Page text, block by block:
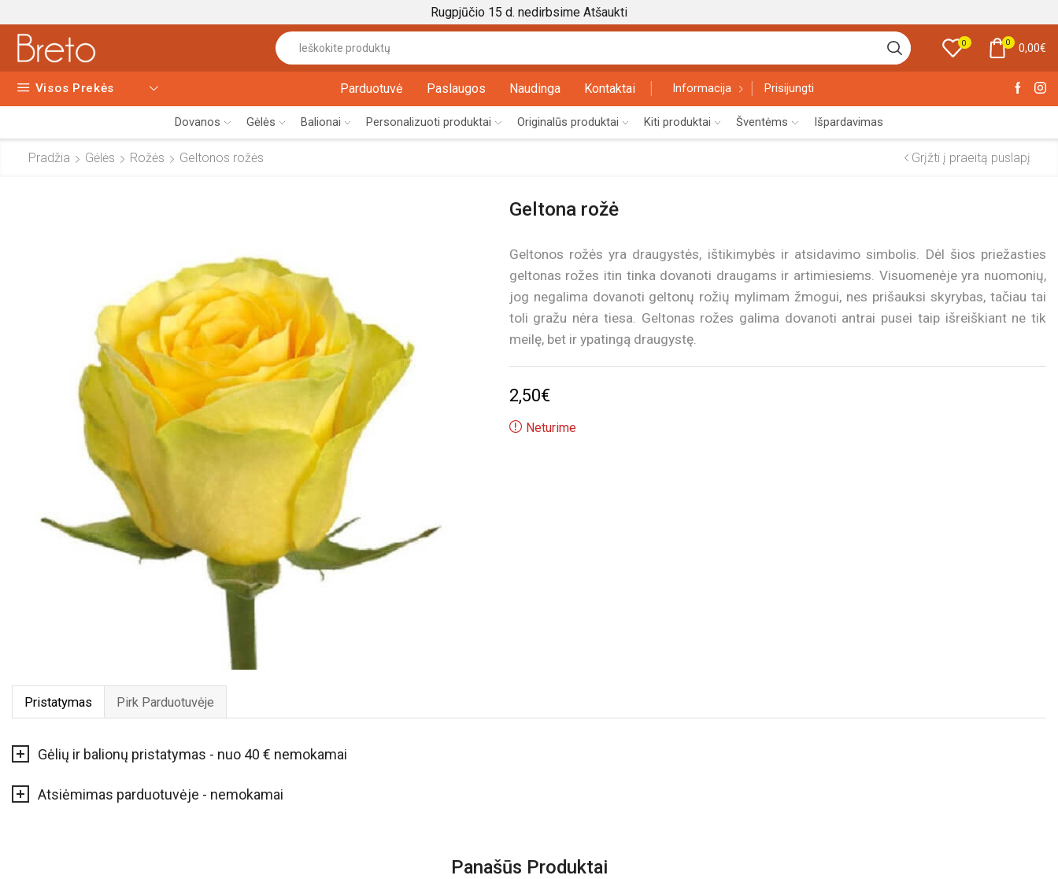
Rugpjūčio 15 d. nedirbsime Atšaukti
input
0 0 0,00€
Visos Prekės Parduotuvė Paslaugos Naudinga Kontaktai Informacija Prisijungti
Dovanos Gėlės Balionai Personalizuoti produktai Originalūs produktai Kiti produktai Šventėms Išpardavimas
Pradžia Gėlės Rožės Geltonos rožės Grįžti į praeitą puslapį
Geltona rožė
Geltonos rožės yra draugystės, ištikimybės ir atsidavimo simbolis. Dėl šios priežasties
geltonas rožes itin tinka dovanoti draugams ir artimiesiems. Visuomenėje yra nuomonių,
jog negalima dovanoti geltonų rožių mylimam žmogui, nes prišauksi skyrybas, tačiau tai
toli gražu nėra tiesa. Geltonas rožes galima dovanoti antrai pusei taip išreiškiant ne tik
meilę, bet ir ypatingą draugystę.
2,50€
Neturime
Pristatymas Pirk Parduotuvėje
Gėlių ir balionų pristatymas - nuo 40 € nemokamai
Atsiėmimas parduotuvėje - nemokamai
Panašūs Produktai